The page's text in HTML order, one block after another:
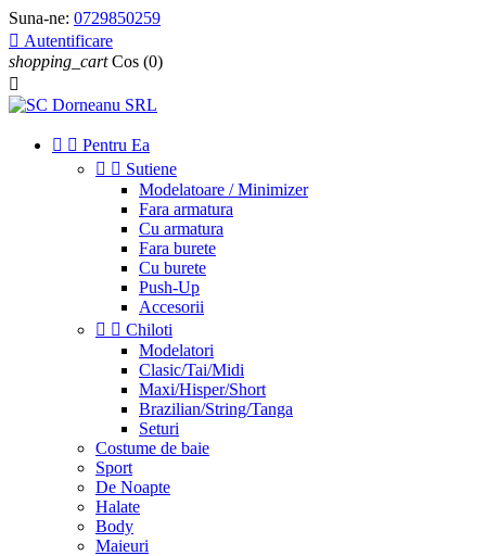
Suna-ne: 0729850259
 Autentificare
shopping_cart Cos (0)

  Pentru Ea
  Sutiene
Modelatoare / Minimizer
Fara armatura
Cu armatura
Fara burete
Cu burete
Push-Up
Accesorii
  Chiloti
Modelatori
Clasic/Tai/Midi
Maxi/Hisper/Short
Brazilian/String/Tanga
Seturi
Costume de baie
Sport
De Noapte
Halate
Body
Maieuri